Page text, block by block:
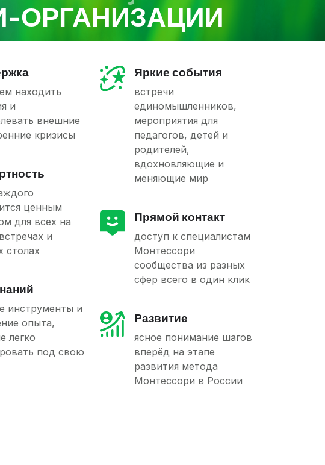
ОРГАНИЗАЦИИ
находить
и
внешние
кризисы
ценным
для всех на
и
столах
инструменты и
опыта,
легко
под свою
Яркие события
встречи
единомышленников,
мероприятия для
педагогов, детей и
родителей,
вдохновляющие и
меняющие мир
Прямой контакт
доступ к специалистам
Монтессори
сообщества из разных
сфер всего в один клик
Развитие
ясное понимание шагов
вперёд на этапе
развития метода
Монтессори в России